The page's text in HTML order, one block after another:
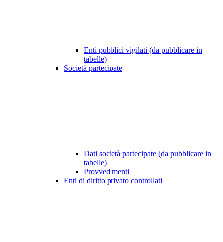
Enti pubblici vigilati (da pubblicare in
tabelle)
Società partecipate
Dati società partecipate (da pubblicare in
tabelle)
Provvedimenti
Enti di diritto privato controllati